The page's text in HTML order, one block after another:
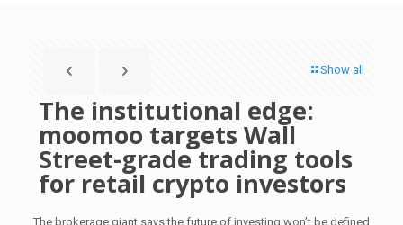
Show all
The institutional edge:
moomoo targets Wall
Street-grade trading tools
for retail crypto investors
The brokerage giant says the future of investing won’t be defined